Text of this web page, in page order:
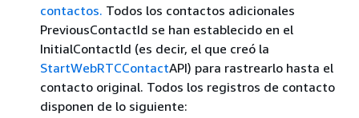
contactos. Todos los contactos adicionales
PreviousContactId se han establecido en el
InitialContactId (es decir, el que creó la
StartWebRTCContactAPI) para rastrearlo hasta el
contacto original. Todos los registros de contacto
disponen de lo siguiente: